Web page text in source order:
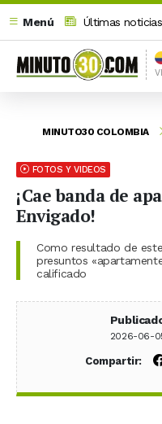
Menú
Últimas noticias
MINUTO30 COLOMBIA
FOTOS Y VIDEOS
¡Cae banda de
Envigado!
Como resultado de
presuntos
calificado
2026-06-
Compartir: